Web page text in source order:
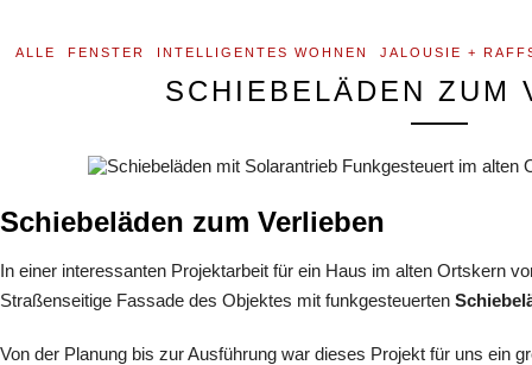
ALLE FENSTER INTELLIGENTES WOHNEN JALOUSIE +
SCHIEBELÄDEN ZUM
Schiebeläden zum Verlieben
In einer interessanten Projektarbeit für ein Haus im alten Ortskern
Straßenseitige Fassade des Objektes mit funkgesteuerten
Von der Planung bis zur Ausführung war dieses Projekt für uns ein